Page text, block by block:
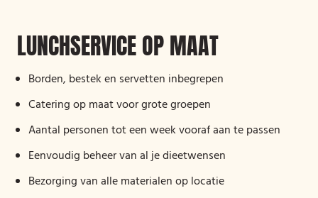
LUNCHSERVICE OP MAAT
Borden, bestek en servetten inbegrepen
Catering op maat voor grote groepen
Aantal personen tot een week vooraf aan te passen
Eenvoudig beheer van al je dieetwensen
Bezorging van alle materialen op locatie